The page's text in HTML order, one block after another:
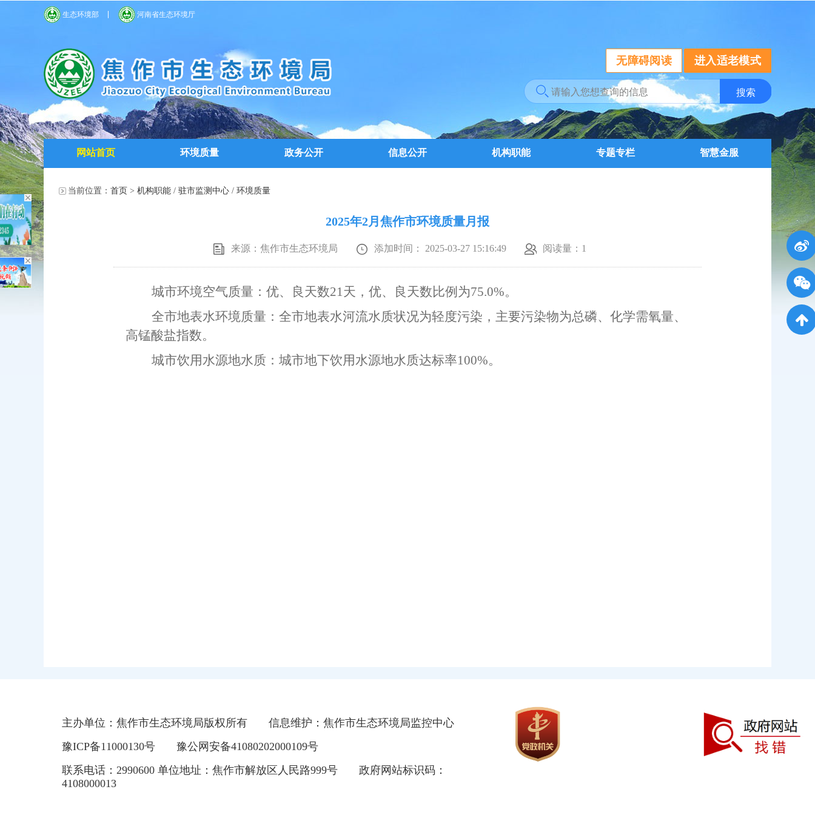
生态环境部 河南省生态环境厅
无障碍阅读 进入适老模式
网站首页 环境质量 政务公开 信息公开 机构职能 专题专栏 智慧金服
当前位置： 首页 > 机构职能 / 驻市监测中心 / 环境质量
2025年2月焦作市环境质量月报
来源：焦作市生态环境局 添加时间： 2025-03-27 15:16:49 阅读量： 1
城市环境空气质量 ： 优、良天数21天，优、良天数比例为75.0%。
全市地表水环境质量： 全市地表水河流水质状况为轻度污染，主要污染物为总磷、化学需氧量、
高锰酸盐指数。
城市饮用水源地水质： 城市地下饮用水源地水质达标率100%。
主办单位：焦作市生态环境局版权所有
信息维护：焦作市生态环境局监控中心
豫ICP备11000130号
豫公网安备41080202000109号
联系电话：2990600 单位地址：焦作市解放区人民路999号
政府网站标识码：
4108000013